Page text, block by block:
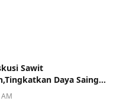
Sawit
Daya Saing